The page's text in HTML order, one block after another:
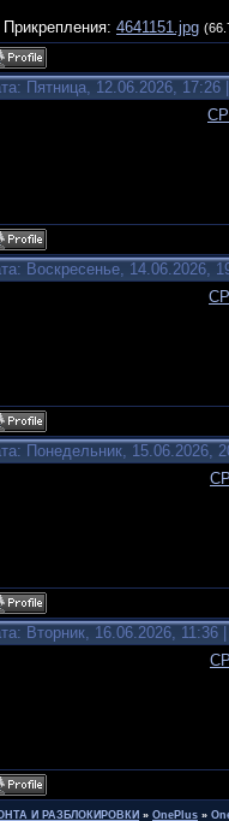
Прикрепления: 4641151.jpg
Пятница, 12.06.2026,
Воскресенье, 14.06.2026,
Понедельник, 15.06.2026,
Вторник, 16.06.2026,
И РАЗБЛОКИРОВКИ » OnePlus »